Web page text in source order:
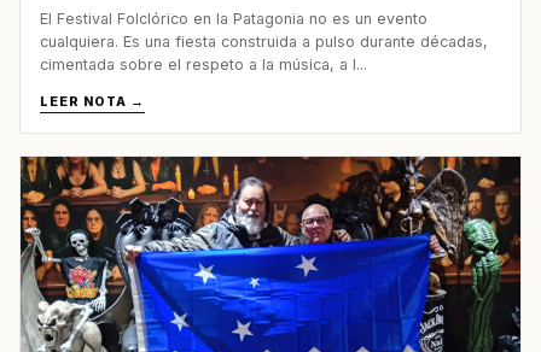
El Festival Folclórico en la Patagonia no es un evento
cualquiera. Es una fiesta construida a pulso durante décadas,
cimentada sobre el respeto a la música, a l...
LEER NOTA →